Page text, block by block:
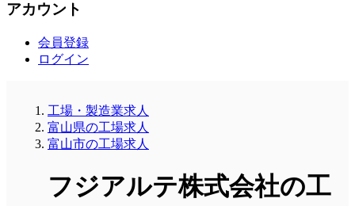
アカウント
会員登録
ログイン
工場・製造業求人
富山県の工場求人
富山市の工場求人
フジアルテ株式会社の工